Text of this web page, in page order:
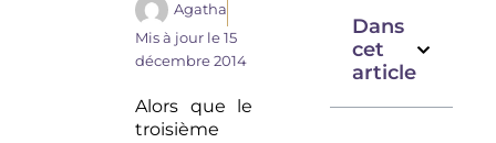
Agatha
Mis à jour le15
décembre 2014
Alors que le
troisième
Dans
cet
article